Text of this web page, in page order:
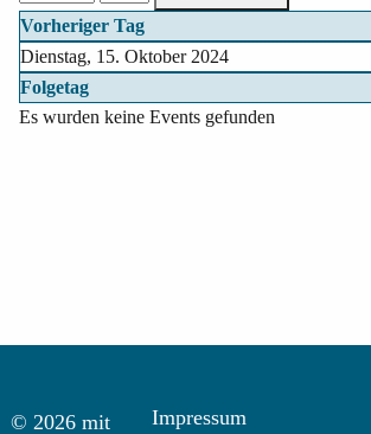
Vorheriger Tag
Dienstag, 15. Oktober 2024
Folgetag
Es wurden keine Events gefunden
© 2026 mit Impressum